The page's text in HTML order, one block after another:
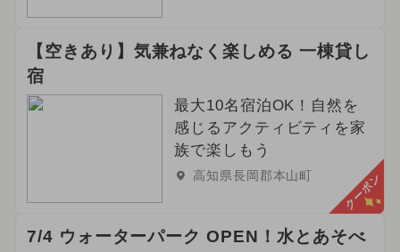
【空きあり】気兼ねなく楽しめる 一棟貸し
宿
最大10名宿泊OK！自然を
感じるアクティビティを家
族で楽しもう
高知県長岡郡本山町 クーポン
7/4 ウォーターパーク OPEN！水とあそべ